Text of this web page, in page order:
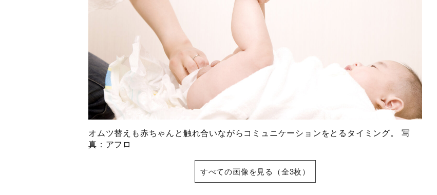
オムツ替えも赤ちゃんと触れ合いながらコミュニケーションをとるタイミング。 写
真：アフロ
すべての画像を見る（全3枚）